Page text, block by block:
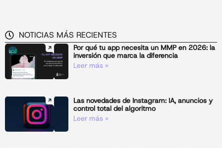
NOTICIAS MÁS RECIENTES
Por qué tu app necesita un MMP en 2026: la
inversión que marca la diferencia
Leer más »
Las novedades de Instagram: IA, anuncios y
control total del algoritmo
Leer más »